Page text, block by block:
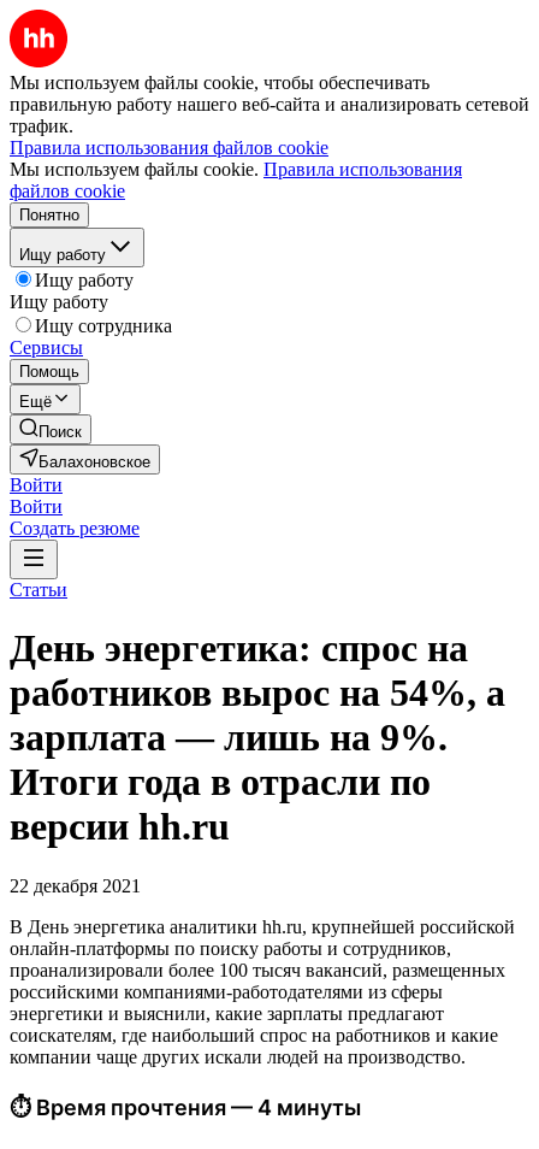
Мы используем файлы cookie, чтобы обеспечивать
правильную работу нашего веб-сайта и анализировать сетевой
трафик.
Правила использования файлов cookie
Мы используем файлы cookie. Правила использования
файлов cookie
Понятно
Ищу работу
Ищу работу
Ищу работу
Ищу сотрудника
Сервисы
Помощь
Ещё
Поиск
Балахоновское
Войти
Войти
Создать резюме
Статьи
День энергетика: спрос на
работников вырос на 54%, а
зарплата — лишь на 9%.
Итоги года в отрасли по
версии hh.ru
22 декабря 2021
В День энергетика аналитики hh.ru, крупнейшей российской
онлайн-платформы по поиску работы и сотрудников,
проанализировали более 100 тысяч вакансий, размещенных
российскими компаниями-работодателями из сферы
энергетики и выяснили, какие зарплаты предлагают
соискателям, где наибольший спрос на работников и какие
компании чаще других искали людей на производство.
⏱ Время прочтения — 4 минуты